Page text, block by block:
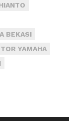
nya
BEKASI
YAMAHA